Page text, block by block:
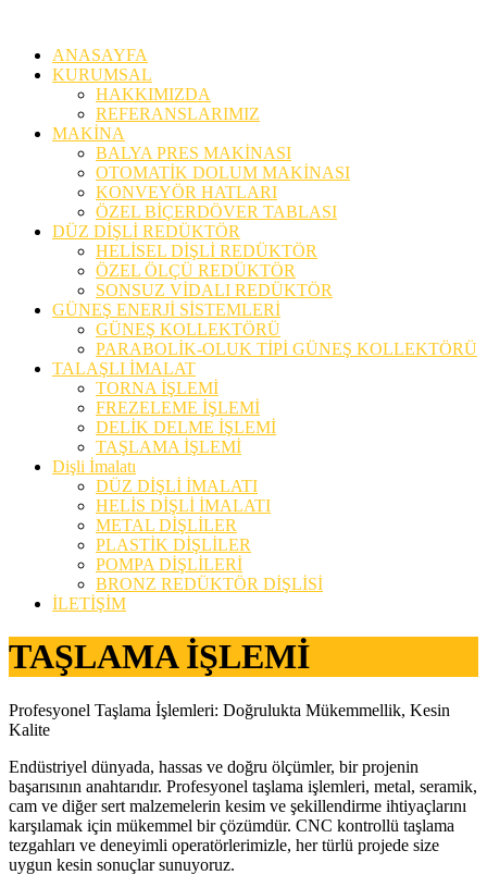
ANASAYFA
KURUMSAL
HAKKIMIZDA
REFERANSLARIMIZ
MAKİNA
BALYA PRES MAKİNASI
OTOMATİK DOLUM MAKİNASI
KONVEYÖR HATLARI
ÖZEL BİÇERDÖVER TABLASI
DÜZ DİŞLİ REDÜKTÖR
HELİSEL DİŞLİ REDÜKTÖR
ÖZEL ÖLÇÜ REDÜKTÖR
SONSUZ VİDALI REDÜKTÖR
GÜNEŞ ENERJİ SİSTEMLERİ
GÜNEŞ KOLLEKTÖRÜ
PARABOLİK-OLUK TİPİ GÜNEŞ KOLLEKTÖRÜ
TALAŞLI İMALAT
TORNA İŞLEMİ
FREZELEME İŞLEMİ
DELİK DELME İŞLEMİ
TAŞLAMA İŞLEMİ
Dişli İmalatı
DÜZ DİŞLİ İMALATI
HELİS DİŞLİ İMALATI
METAL DİŞLİLER
PLASTİK DİŞLİLER
POMPA DİŞLİLERİ
BRONZ REDÜKTÖR DİŞLİSİ
İLETİŞİM
TAŞLAMA İŞLEMİ
Profesyonel Taşlama İşlemleri: Doğrulukta Mükemmellik, Kesin
Kalite
Endüstriyel dünyada, hassas ve doğru ölçümler, bir projenin
başarısının anahtarıdır. Profesyonel taşlama işlemleri, metal, seramik,
cam ve diğer sert malzemelerin kesim ve şekillendirme ihtiyaçlarını
karşılamak için mükemmel bir çözümdür. CNC kontrollü taşlama
tezgahları ve deneyimli operatörlerimizle, her türlü projede size
uygun kesin sonuçlar sunuyoruz.